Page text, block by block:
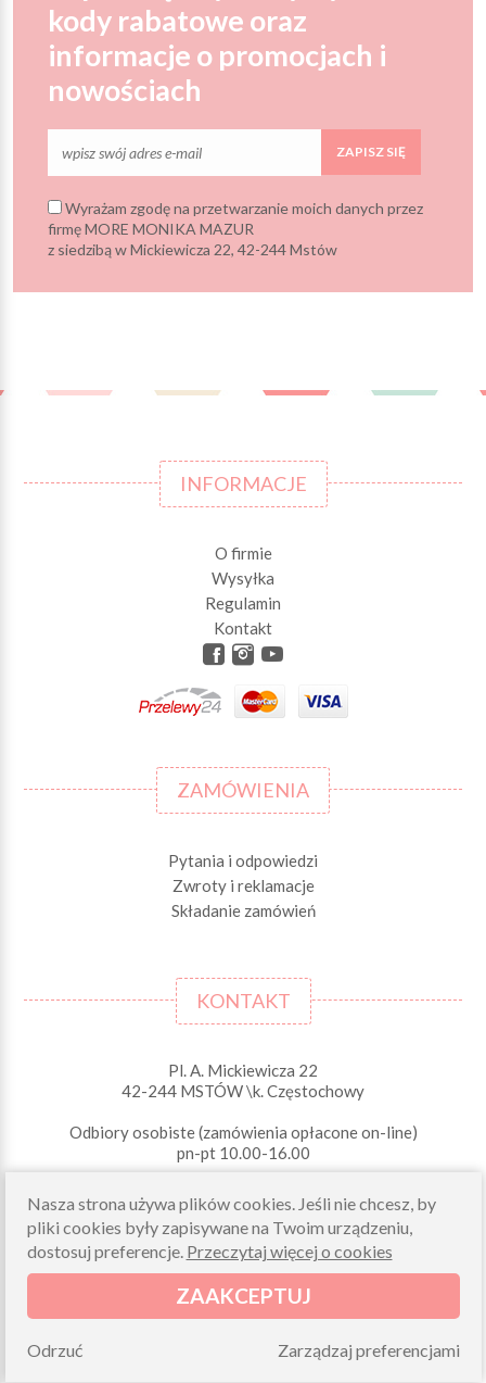
kody rabatowe oraz
informacje o promocjach i
nowościach
ZAPISZ SIĘ
Wyrażam zgodę na przetwarzanie moich danych przez
firmę MORE MONIKA MAZUR
z siedzibą w Mickiewicza 22, 42-244 Mstów
INFORMACJE
O firmie
Wysyłka
Regulamin
Kontakt
ZAMÓWIENIA
Pytania i odpowiedzi
Zwroty i reklamacje
Składanie zamówień
KONTAKT
Pl. A. Mickiewicza 22
42-244 MSTÓW \k. Częstochowy
Odbiory osobiste (zamówienia opłacone on-line)
pn-pt 10.00-16.00
+48 34 506 50 60
+48 34 506 50 70
NIP 573 262 56 01
Nasza strona używa plików cookies. Jeśli nie chcesz, by
pliki cookies były zapisywane na Twoim urządzeniu,
dostosuj preferencje. Przeczytaj więcej o cookies
ZAAKCEPTUJ
Zarządzaj preferencjami
Odrzuć